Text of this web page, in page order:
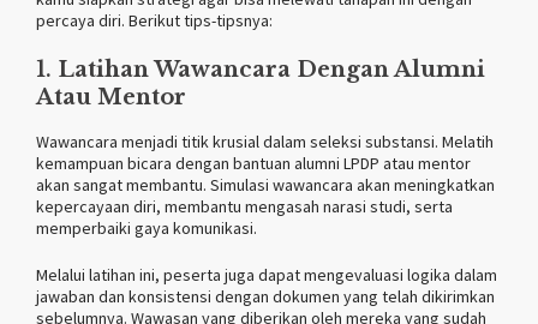
percaya diri. Berikut tips-tipsnya:
1. Latihan Wawancara Dengan Alumni
Atau Mentor
Wawancara menjadi titik krusial dalam seleksi substansi. Melatih
kemampuan bicara dengan bantuan alumni LPDP atau mentor
akan sangat membantu. Simulasi wawancara akan meningkatkan
kepercayaan diri, membantu mengasah narasi studi, serta
memperbaiki gaya komunikasi.
Melalui latihan ini, peserta juga dapat mengevaluasi logika dalam
jawaban dan konsistensi dengan dokumen yang telah dikirimkan
sebelumnya. Wawasan yang diberikan oleh mereka yang sudah